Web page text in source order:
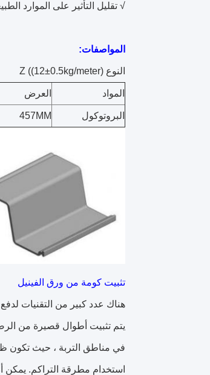
√ تقليل التأثير على الموارد
المواصفات:
النوع Z ((12±0.5kg/meter)
المواد العرض
البروتوكول 457MM
تثبيت كومة من ورق الفينيل
هناك عدد كبير من التقنيات
يتم تثبيت أطوال قصيرة من
في مناطق التربة ، حيث تكون
استخدام مطرقة التراكم. يمكن